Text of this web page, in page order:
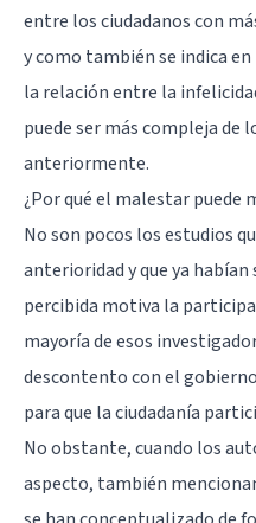
entre los ciudadanos con
y como también se indica
la relación entre la
puede ser más compleja de
anteriormente.
¿Por qué el malestar puede
No son pocos los estudios
anterioridad y que ya
percibida motiva la
mayoría de esos
descontento con el
para que la ciudadanía
No obstante, cuando los
aspecto, también